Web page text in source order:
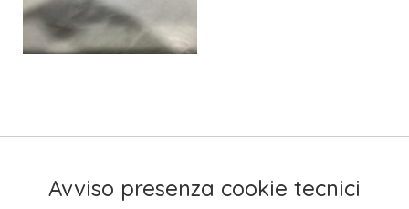
Avviso presenza cookie tecnici